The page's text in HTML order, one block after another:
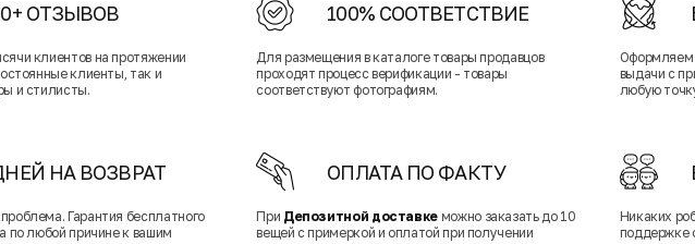
ОТЗЫВОВ
клиентов на протяжении
клиенты, так и
и стилисты.
100% СООТВЕТСТВИЕ
Для размещения в каталоге товары продавцов
проходят процесс верификации - товары
соответствуют фотографиям.
Оформляем
выдачи с
любую
НА ВОЗВРАТ
Гарантия бесплатного
по любой причине к вашим
ОПЛАТА ПО ФАКТУ
При Депозитной доставке можно заказать до 10
вещей с примеркой и оплатой при получении
Никаких
поддержке